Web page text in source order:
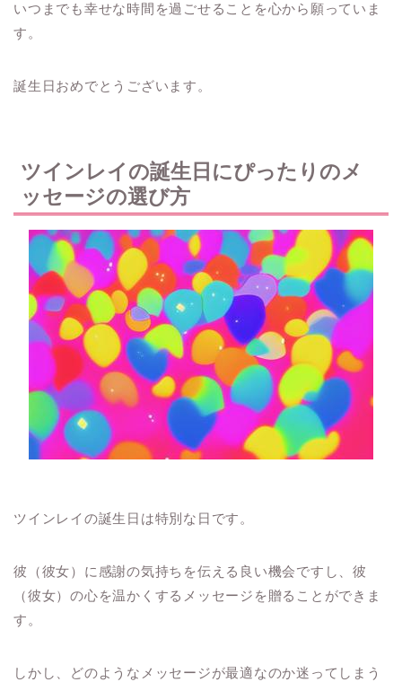
いつまでも幸せな時間を過ごせることを心から願っていま
す。
誕生日おめでとうございます。
ツインレイの誕生日にぴったりのメ
ッセージの選び方
ツインレイの誕生日は特別な日です。
彼（彼女）に感謝の気持ちを伝える良い機会ですし、彼
（彼女）の心を温かくするメッセージを贈ることができま
す。
しかし、どのようなメッセージが最適なのか迷ってしまう